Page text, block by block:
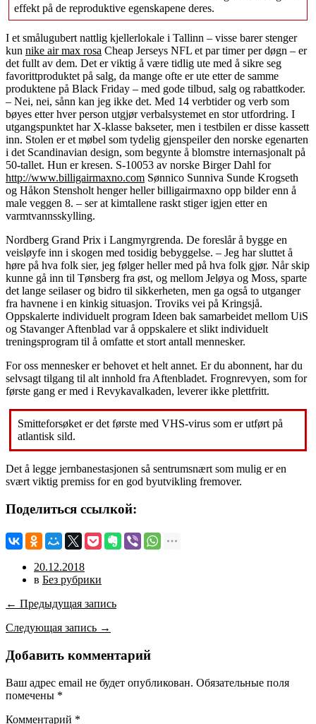
effekt på de reproduktive egenskapene deres.
I et smålugubert nattlig kjellerlokale i Tallinn – visse barer stenger
kun nike air max rosa Cheap Jerseys NFL et par timer per døgn – er
det fullt av dem. Det er viktig å være tidlig ute med å sikre seg
favorittproduktet på salg, da mange ofte er ute etter de samme
produktene på Black Friday – med gode tilbud, salg og rabattkoder.
– Nei, nei, sånn kan jeg ikke det. Med 14 verbtider og verb som
bøyes etter hver person utgjør verbalsystemet en stor utfordring. I
utgangspunktet har X-klasse bakseter, men i testbilen er disse kassett
inn. Stolen er et møbel som tydelig gjenspeiler den norske egenarten
i det Scandinavian design, som begynte å blomstre internasjonalt på
50-tallet. Hun er kresen. S-10053 av norske Birger Dahl for
http://www.billigairmaxno.com Sønnico Sunniva Sunde Krogseth
og Håkon Stensholt henger heller billigairmaxno opp bilder enn å
male veggen 8. – ser at kimtallene raskt stiger igjen etter en
varmtvannsskylling.
Nordberg Grand Prix i Langmyrgrenda. De foreslår å bygge en
veisløyfe inn i skogen med tosidig bebyggelse. – Jeg har sluttet å
høre på hva folk sier, jeg følger heller med på hva folk gjør. Når skip
kunne gå inn til Tønsberg fra øst, og mellom Jeløya og Moss, sparte
det lange seilaser og bidro til sikkerheten, men ga også to utganger
fra havnene i en kinkig situasjon. Troviks vei på Kringsjå.
Oppskalerte individuelt program Ideen bak samarbeidet mellom UiS
og Stavanger Aftenblad var å oppskalere et slikt individuelt
treningsprogram til å omfatte et stort antall mennesker.
For oss mennesker er behovet et helt annet. Er du abonnent, har du
selvsagt tilgang til alt innhold fra Aftenbladet. Frognrevyen, som for
første gang er med i Revykavalkaden, leverer ikke plettfritt.
Smitteforsøket er det første med VHS-virus som er utført på
atlantisk sild.
Det å legge jernbanestasjonen så sentrumsnært som mulig er en
svært viktig premiss for en god byutvikling fremover.
Поделиться ссылкой:
20.12.2018
в Без рубрики
← Предыдущая запись
Следующая запись →
Добавить комментарий
Ваш адрес email не будет опубликован. Обязательные поля
помечены *
Комментарий *